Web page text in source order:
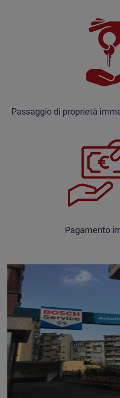
Passaggio di proprietà
Pagamento